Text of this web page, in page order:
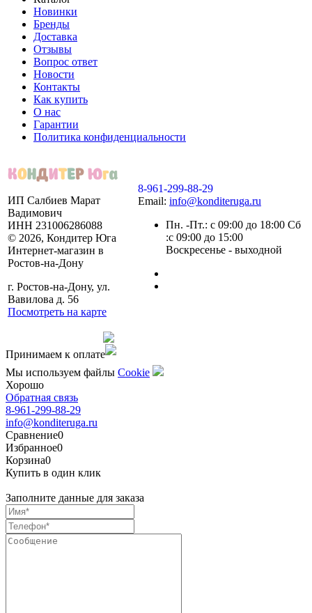
Новинки
Бренды
Доставка
Отзывы
Вопрос ответ
Новости
Контакты
Как купить
О нас
Гарантии
Политика конфиденциальности
ИП Салбиев Марат
Вадимович
ИНН 231006286088
© 2026, Кондитер Юга
Интернет-магазин в
Ростов-на-Дону
г. Ростов-на-Дону, ул.
Вавилова д. 56
Посмотреть на карте
8-961-299-88-29
Email: info@konditeruga.ru
Пн. -Пт.: с 09:00 до 18:00 Сб
:с 09:00 до 15:00
Воскресенье - выходной
Принимаем к оплате
Мы используем файлы Сookie
Хорошо
Обратная связь
8-961-299-88-29
info@konditeruga.ru
Сравнение0
Избранное0
Корзина0
Купить в один клик
Заполните данные для заказа